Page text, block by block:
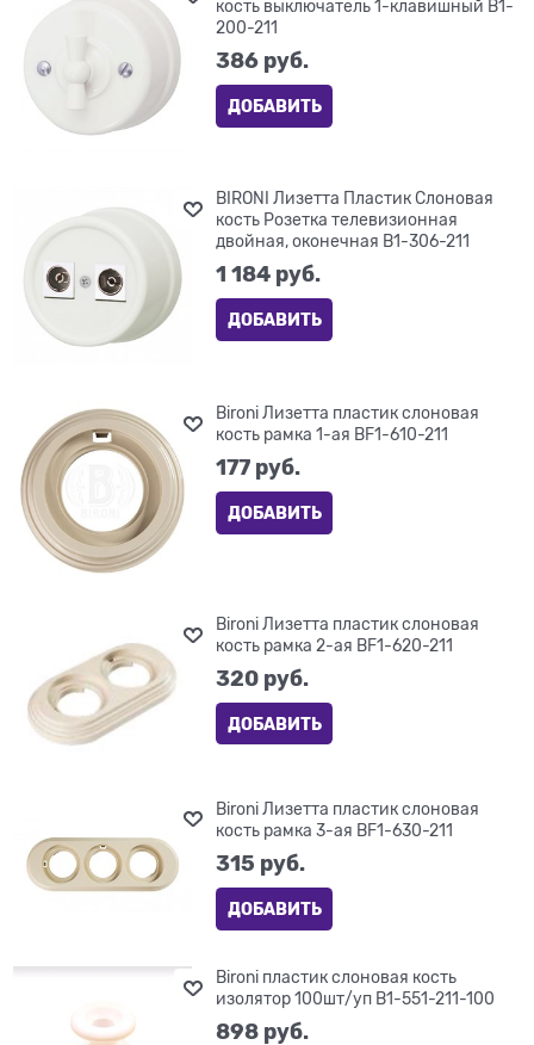
кость выключатель 1-клавишный B1-
200-211
386 руб.
ДОБАВИТЬ
BIRONI Лизетта Пластик Слоновая
кость Розетка телевизионная
двойная, оконечная B1-306-211
1 184 руб.
ДОБАВИТЬ
Bironi Лизетта пластик слоновая
кость рамка 1-ая BF1-610-211
177 руб.
ДОБАВИТЬ
Bironi Лизетта пластик слоновая
кость рамка 2-ая BF1-620-211
320 руб.
ДОБАВИТЬ
Bironi Лизетта пластик слоновая
кость рамка 3-ая BF1-630-211
315 руб.
ДОБАВИТЬ
Bironi пластик слоновая кость
изолятор 100шт/уп B1-551-211-100
898 руб.